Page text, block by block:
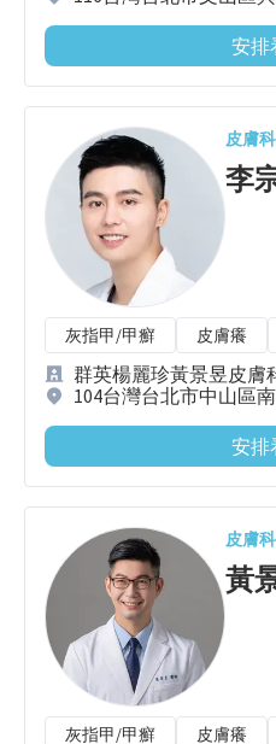
安排
皮膚科
李
灰指甲/甲癬 皮膚癢
群英楊麗珍黃景昱皮膚
104台灣台北市中山區
安排
皮膚科
黃
灰指甲/甲癬 皮膚癢